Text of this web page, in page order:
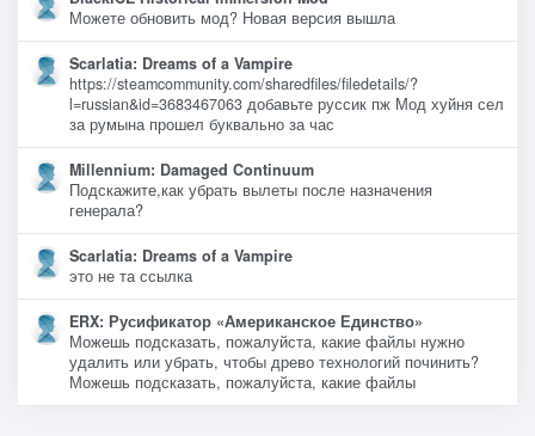
Можете обновить мод? Новая версия вышла
Scarlatia: Dreams of a Vampire
https://steamcommunity.com/sharedfiles/filedetails/?
l=russian&id=3683467063 добавьте руссик пж Мод хуйня сел
за румына прошел буквально за час
Millennium: Damaged Continuum
Подскажите,как убрать вылеты после назначения
генерала?
Scarlatia: Dreams of a Vampire
это не та ссылка
ERX: Русификатор «Американское Единство»
Можешь подсказать, пожалуйста, какие файлы нужно
удалить или убрать, чтобы древо технологий починить?
Можешь подсказать, пожалуйста, какие файлы